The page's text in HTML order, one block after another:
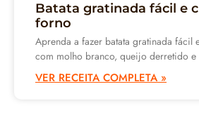
Batata gratinada fácil e
forno
Aprenda a fazer batata gratinada fácil
com molho branco, queijo derretido
VER RECEITA COMPLETA »